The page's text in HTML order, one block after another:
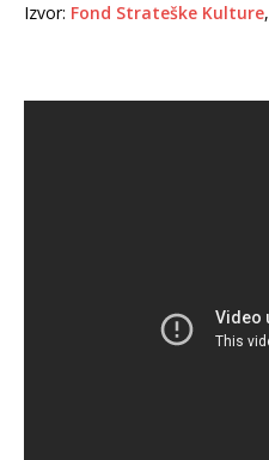
Izvor: Fond Strateške Kulture,